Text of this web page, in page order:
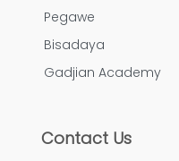
Pegawe
Bisadaya
Gadjian Academy
Contact Us